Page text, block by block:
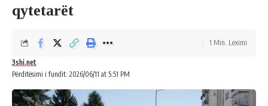
qytetarët
Përditësimi i fundit: 2026/06/11 at 5:51 PM
3shi.net
1 Min. Leximi